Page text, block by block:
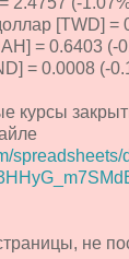
[TWD] =
= 0.6403 (-
= 0.0008 (-
курсы
не